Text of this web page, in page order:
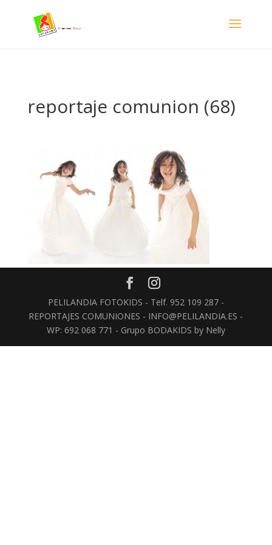
reportaje comunion (68)
PELILANDIA FOTOKIDS - Telf. 952 109 287 -
REPORTAJES COMUNIONES - INFO@PELILANDIA.ES -
WP: 692 068 771 - Grupo BODAKIDS by Nelly